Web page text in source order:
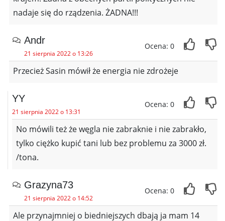
nadaje się do rządzenia. ŻADNA!!!
Andr
21 sierpnia 2022 o 13:26
Ocena: 0
Przecież Sasin mówił że energia nie zdrożeje
YY
21 sierpnia 2022 o 13:31
Ocena: 0
No mówili też że węgla nie zabraknie i nie zabrakło,
tylko ciężko kupić tani lub bez problemu za 3000 zł.
/tona.
Grazyna73
21 sierpnia 2022 o 14:52
Ocena: 0
Ale przynajmniej o biedniejszych dbają ja mam 14